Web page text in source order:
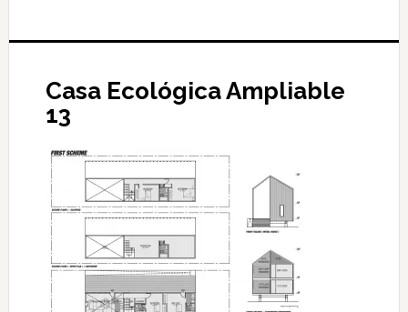
Casa Ecológica Ampliable
13